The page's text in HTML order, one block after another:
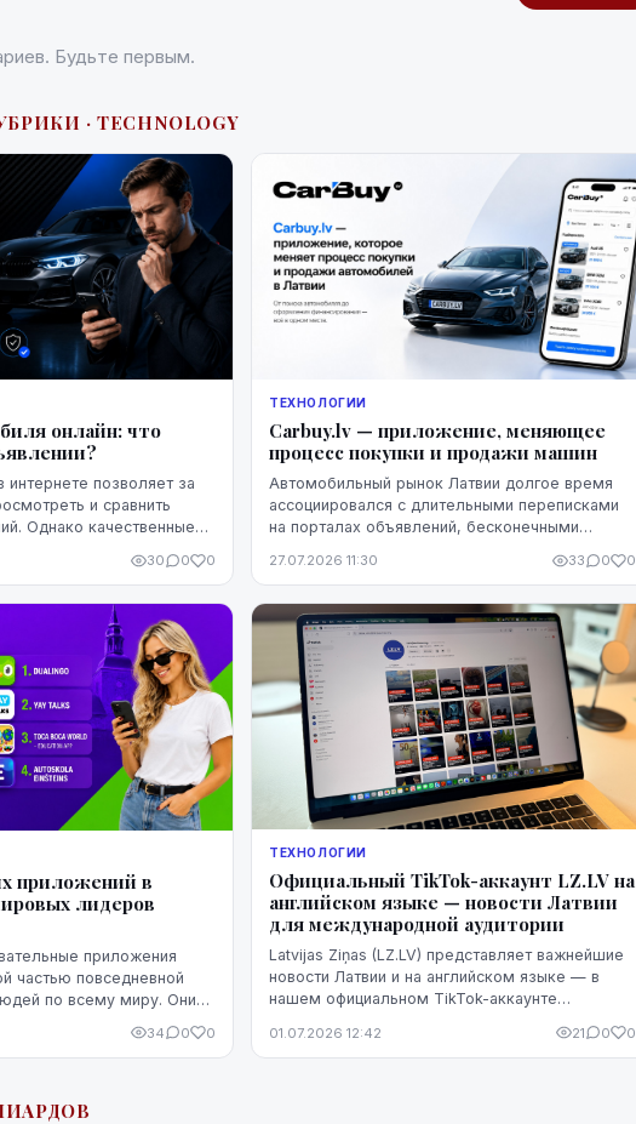
Будьте первым.
· TECHNOLOGY
онлайн: что
позволяет за
и сравнить
Однако качественные
означают, что конк...
30 0 0
ТЕХНОЛОГИИ
Carbuy.lv — приложение, меняющее
процесс покупки и продажи машин
Автомобильный рынок Латвии долгое время
ассоциировался с длительными переписками
на порталах объявлений, бесконечными
заканчивались разочарованием. Теперь этот
27.07.2026 11:30 33 0 0
приложений в
лидеров
приложения
частью повседневной
по всему миру. Они
навыки, раскрывать
34 0 0
ТЕХНОЛОГИИ
Официальный TikTok-аккаунт LZ.LV на
английском языке — новости Латвии
для международной аудитории
Latvijas Ziņas (LZ.LV) представляет важнейшие
новости Латвии и на английском языке — в
нашем официальном TikTok-аккаунте
01.07.2026 12:42 21 0 0